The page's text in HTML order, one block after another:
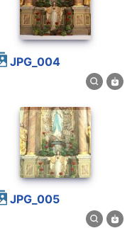
JPG_004
JPG_005